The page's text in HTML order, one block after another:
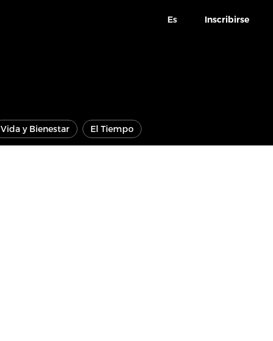
Es Inscribirse
Vida y Bienestar El Tiempo